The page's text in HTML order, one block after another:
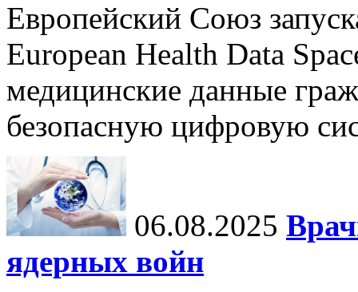
Европейский Союз
European Health Data
медицинские данные
безопасную цифровую
06.08.2025
ядерных войн